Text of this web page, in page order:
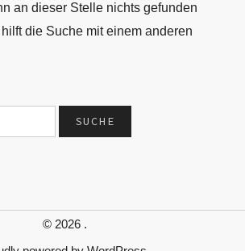
an dieser Stelle nichts gefunden
die Suche mit einem anderen
© 2026 .